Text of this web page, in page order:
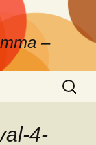
–
за:
4-